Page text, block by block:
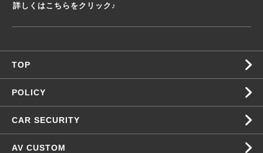
詳しくはこちらをクリック♪
TOP
POLICY
CAR SECURITY
AV CUSTOM